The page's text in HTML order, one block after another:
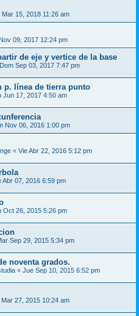
Mar 15, 2018 11:26 am
09, 2017 12:24 pm
de eje y vertice de la base
Dom Sep 03, 2017 7:47 pm
p. línea de tierra punto
Jun 17, 2017 4:50 am
Nov 06, 2016 1:00 pm
« Vie Abr 22, 2016 5:12 pm
Abr 07, 2016 6:59 pm
Oct 26, 2015 5:26 pm
Sep 29, 2015 5:34 pm
noventa grados.
« Jue Sep 10, 2015 6:52 pm
Mar 27, 2015 10:24 am